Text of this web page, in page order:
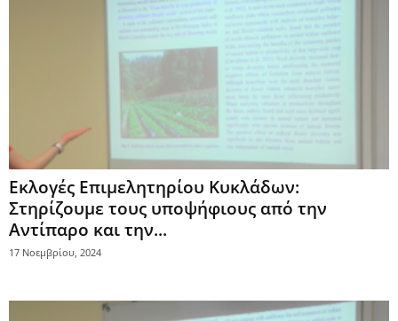
Εκλογές Επιμελητηρίου Κυκλάδων:
Στηρίζουμε τους υποψήφιους από την
Αντίπαρο και την...
17 Νοεμβρίου, 2024